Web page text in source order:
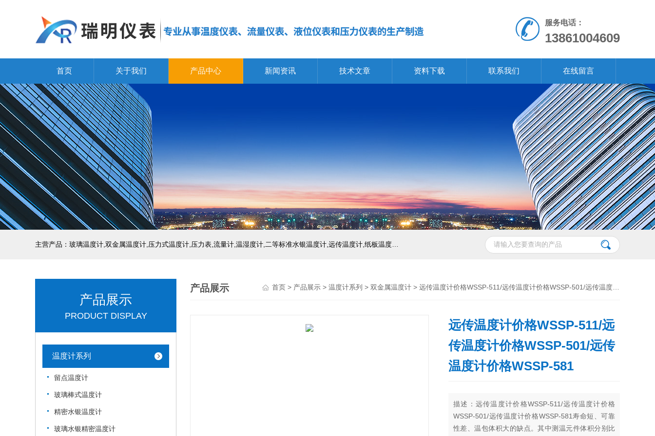
服务电话：
13861004609
首页 关于我们 产品中心 新闻资讯 技术文章 资料下载 联系我们 在线留言
产品展示
PRODUCT DISPLAY
温度计系列
留点温度计
玻璃棒式温度计
精密水银温度计
玻璃水银精密温度计
产品展示 首页> 产品展示> 温度计系列 > 双金属温度计> 远传温度计价格WSSP-511/远传温度计价格WSSP-501/远传温度计价格WSSP-581
远传温度计价格WSSP-511/远
传温度计价格WSSP-501/远传
温度计价格WSSP-581
描述：远传温度计价格WSSP-511/远传温度计价格
WSSP-501/远传温度计价格WSSP-581寿命短、可靠
性差、温包体积大的缺点。其中测温元件体积分别比